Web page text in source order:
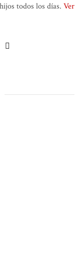
todos los días. Ver